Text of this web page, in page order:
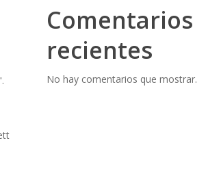
Comentarios
recientes
No hay comentarios que mostrar.